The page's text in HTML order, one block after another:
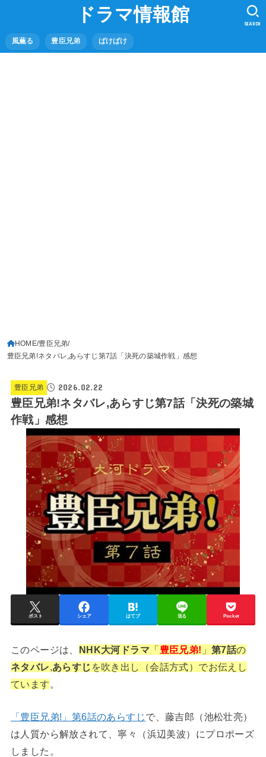
ドラマ情報館
風薫る 豊臣兄弟 ばけばけ
SEARCH
HOME 豊臣兄弟
豊臣兄弟!ネタバレ,あらすじ第7話「決死の築城作戦」感想
豊臣兄弟 2026.02.22
豊臣兄弟!ネタバレ,あらすじ第7話「決死の築城
作戦」感想
ポスト シェア はてブ 送る Pocket
このページは、 NHK大河ドラマ 「豊臣兄弟! 」 第7話の
ネタバレ,あらすじ を吹き出し（会話方式）でお伝えし
ています 。
「豊臣兄弟!」第6話のあらすじで、藤吉郎（池松壮亮）
は人質から解放されて、寧々（浜辺美波）にプロポーズ
しました。